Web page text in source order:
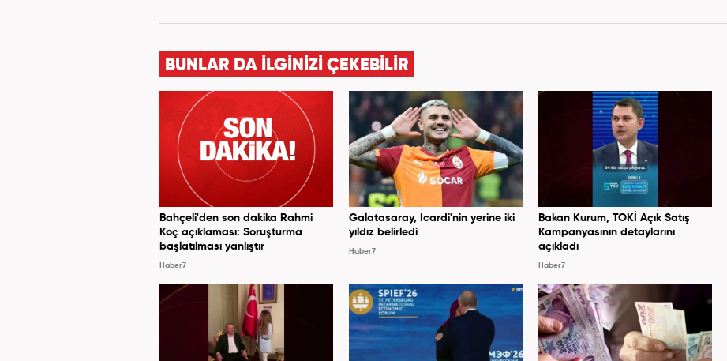
BUNLAR DA İLGİNİZİ ÇEKEBİLİR
Bahçeli'den son dakika Rahmi
Koç açıklaması: Soruşturma
başlatılması yanlıştır
Haber7
Galatasaray, Icardi'nin yerine iki
yıldız belirledi
Haber7
Bakan Kurum, TOKİ Açık Satış
Kampanyasının detaylarını
açıkladı
Haber7